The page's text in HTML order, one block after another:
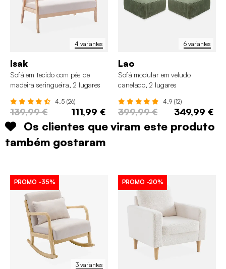
4 variantes
Isak
Sofá em tecido com pés de
madeira seringueira, 2 lugares
4.5 (26)
139,99 € 111,99 €
6 variantes
Lao
Sofá modular em veludo
canelado, 2 lugares
4.9 (12)
399,99 € 349,99 €
Os clientes que viram este produto
também gostaram
3 variantes
PROMO -35% PROMO -20%